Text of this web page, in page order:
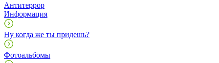
Антитеррор
Информация
Ну когда же ты придешь?
Фотоальбомы